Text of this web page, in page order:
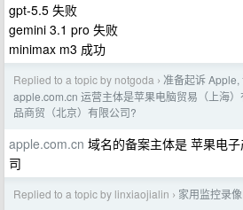
gpt-5.5 失败
gemini 3.1 pro 失败
minimax m3 成功
Replied to a topic by notgoda › 准备起诉 Apple,
apple.com.cn 运营主体是苹果电脑贸易（上海
品商贸（北京）有限公司?
apple.com.cn 域名的备案主体是 苹果电
司
Replied to a topic by linxiaojialin › 家用监控录